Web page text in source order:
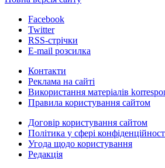
Facebook
Twitter
RSS-стрічки
E-mail розсилка
Контакти
Реклама на сайті
Використання матеріалів
Правила користування сайтом
Договір користування сайтом
Політика у сфері
Угода щодо користування
Редакція